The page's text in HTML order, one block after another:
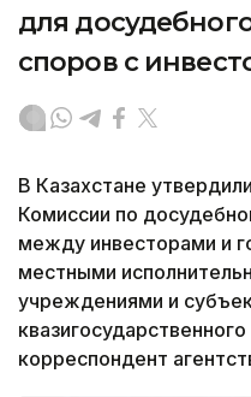
для
споров с
В Казахстане
Комиссии по
между инвесторами и
местными
учреждениями и
корреспондент